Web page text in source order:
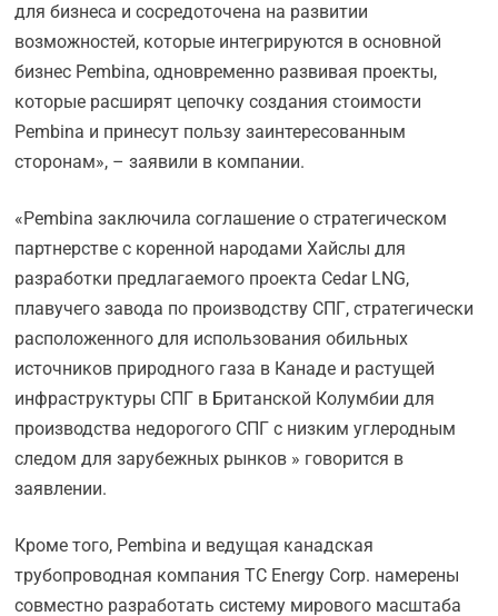
для бизнеса и сосредоточена на развитии
возможностей, которые интегрируются в основной
бизнес Pembina, одновременно развивая проекты,
которые расширят цепочку создания стоимости
Pembina и принесут пользу заинтересованным
сторонам», – заявили в компании.
«Pembina заключила соглашение о стратегическом
партнерстве с коренной народами Хайслы для
разработки предлагаемого проекта Cedar LNG,
плавучего завода по производству СПГ, стратегически
расположенного для использования обильных
источников природного газа в Канаде и растущей
инфраструктуры СПГ в Британской Колумбии для
производства недорогого СПГ с низким углеродным
следом для зарубежных рынков » говорится в
заявлении.
Кроме того, Pembina и ведущая канадская
трубопроводная компания TC Energy Corp. намерены
совместно разработать систему мирового масштаба